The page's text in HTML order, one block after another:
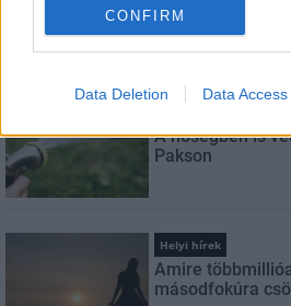
CONFIRM
Data Deletion Data Access
A hőségben is
Pakson
Helyi hírek
Amire
másodfokúra